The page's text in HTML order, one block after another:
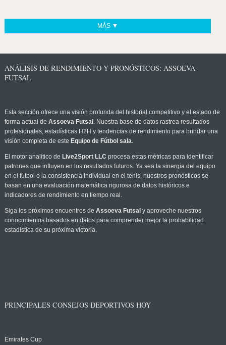
MÁS ▼
ANÁLISIS DE RENDIMIENTO Y PRONÓSTICOS: ASSOEVA
FUTSAL
Esta sección ofrece una visión profunda del historial competitivo y el estado de
forma actual de Assoeva Futsal . Nuestra base de datos rastrea resultados
profesionales, estadísticas H2H y tendencias de rendimiento para brindar una
visión completa de este Equipo de Fútbol sala.
El motor analítico de Live2Sport LLC procesa estas métricas para identificar
patrones que influyen en los resultados futuros. Ya sea la sinergia del equipo
en el fútbol o la consistencia individual en el tenis, nuestros pronósticos se
basan en una evaluación matemática rigurosa de datos históricos e
indicadores de rendimiento en tiempo real.
Siga los próximos encuentros de Assoeva Futsal y aproveche nuestros
conocimientos basados en datos para comprender mejor la probabilidad
estadística de su próxima victoria.
PRINCIPALES CONSEJOS DEPORTIVOS HOY
Emirates Cup